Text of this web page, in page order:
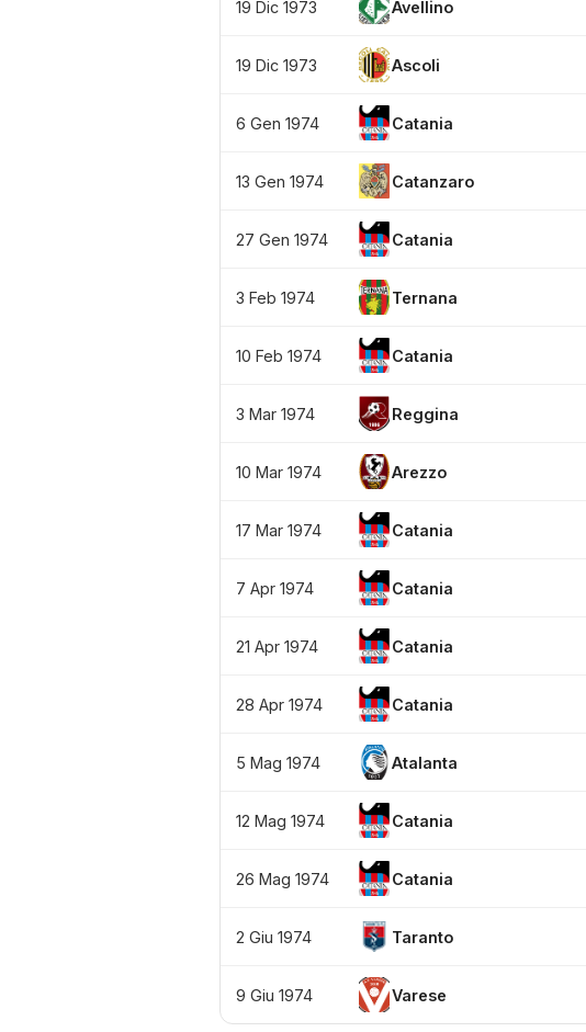
19 Dic 1973 Avellino
19 Dic 1973 Ascoli
6 Gen 1974 Catania
13 Gen 1974 Catanzaro
27 Gen 1974 Catania
3 Feb 1974 Ternana
10 Feb 1974 Catania
3 Mar 1974 Reggina
10 Mar 1974 Arezzo
17 Mar 1974 Catania
7 Apr 1974 Catania
21 Apr 1974 Catania
28 Apr 1974 Catania
5 Mag 1974 Atalanta
12 Mag 1974 Catania
26 Mag 1974 Catania
2 Giu 1974 Taranto
9 Giu 1974 Varese